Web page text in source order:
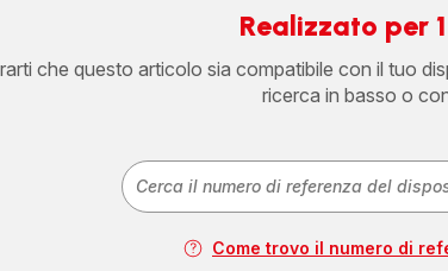
Realizzato per
che questo articolo sia compatibile con il tuo
ricerca in basso o
Come trovo il numero di